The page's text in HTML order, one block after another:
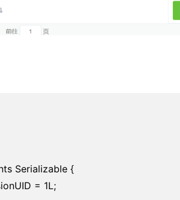
Serializable {
= 1L;